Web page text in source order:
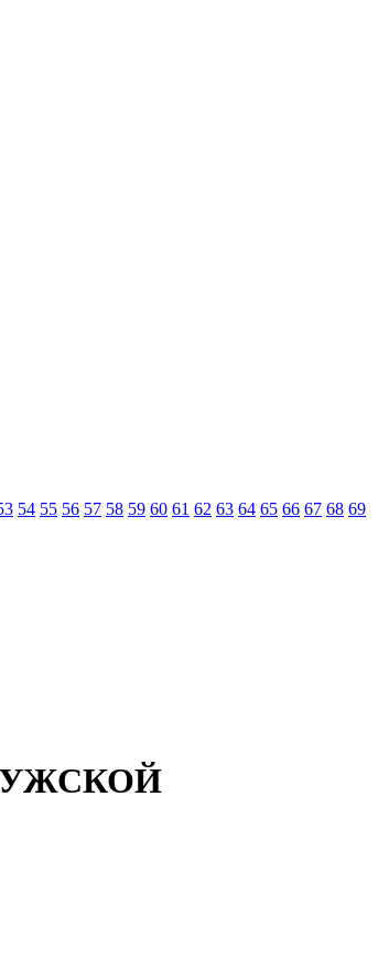
54 55 56 57 58 59 60 61 62 63 64 65 66 67 68 69